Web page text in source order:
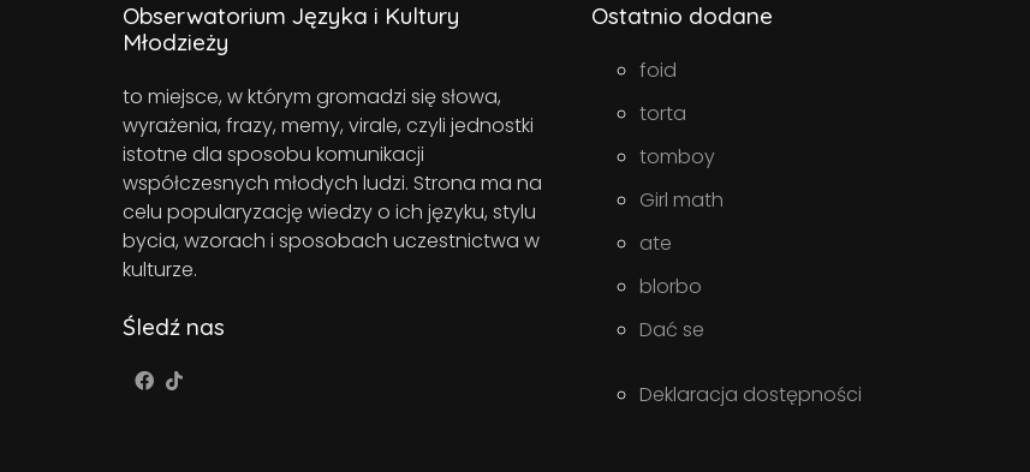
Obserwatorium Języka i Kultury
Młodzieży
to miejsce, w którym gromadzi się słowa,
wyrażenia, frazy, memy, virale, czyli jednostki
istotne dla sposobu komunikacji
współczesnych młodych ludzi. Strona ma na
celu popularyzację wiedzy o ich języku, stylu
bycia, wzorach i sposobach uczestnictwa w
kulturze.
Śledź nas
Ostatnio dodane
foid
torta
tomboy
Girl math
ate
blorbo
Dać se
Deklaracja dostępności